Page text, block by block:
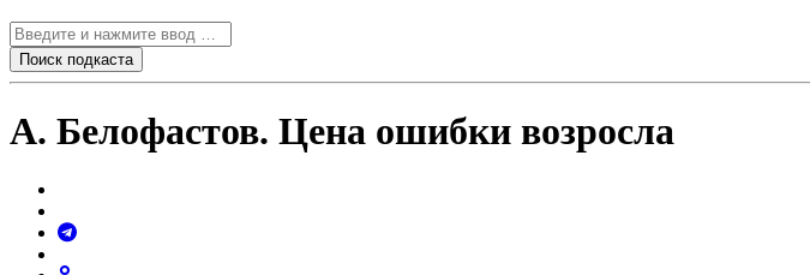
А. Белофастов. Цена ошибки возросла